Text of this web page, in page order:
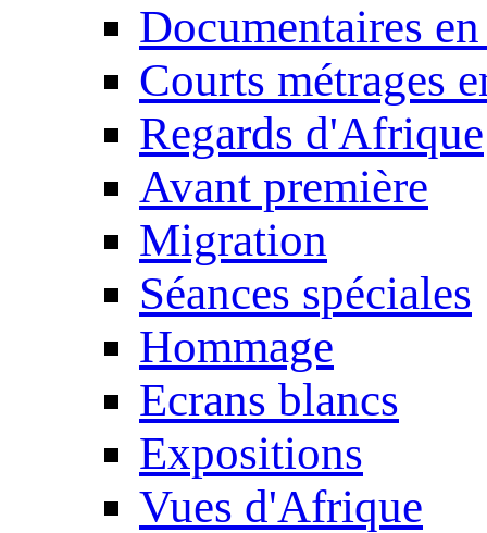
Documentaires
Courts métrages
Regards d'Afrique
Avant première
Migration
Séances spéciales
Hommage
Ecrans blancs
Expositions
Vues d'Afrique